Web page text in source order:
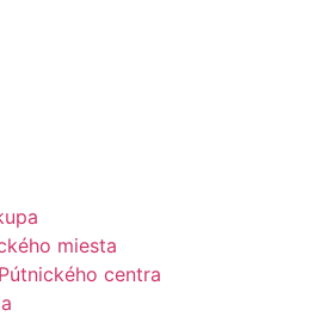
miesta
centra